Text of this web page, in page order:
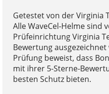
Getestet von der Virginia
Alle WaveCel-Helme sind
Prüfeinrichtung Virginia
Bewertung
Prüfung beweist, dass
mit ihrer 5-Sterne-
besten Schutz bieten.